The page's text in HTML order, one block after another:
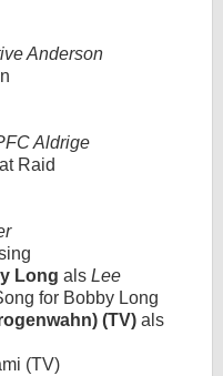
Anderson
Aldrige
Raid
Long als Lee
for Bobby Long
(TV) als
(TV)